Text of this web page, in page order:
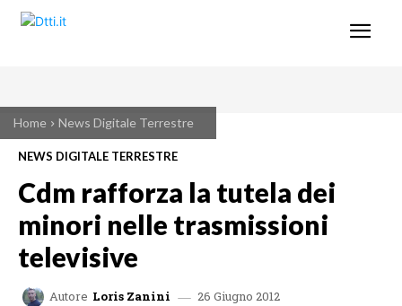
Home News Digitale Terrestre
NEWS DIGITALE TERRESTRE
Cdm rafforza la tutela dei
minori nelle trasmissioni
televisive
Autore Loris Zanini 26 Giugno 2012